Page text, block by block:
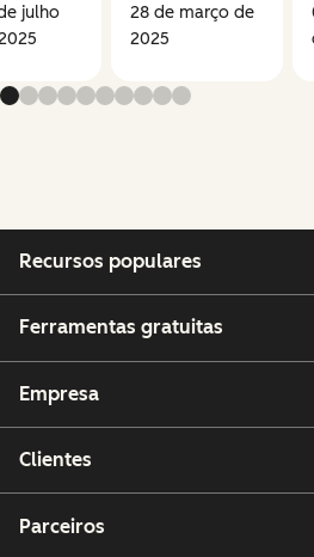
julho
28 de março de
2025
Recursos populares
Ferramentas gratuitas
Empresa
Clientes
Parceiros